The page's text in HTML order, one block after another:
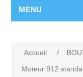
MENU
Accueil /
Moteur 912